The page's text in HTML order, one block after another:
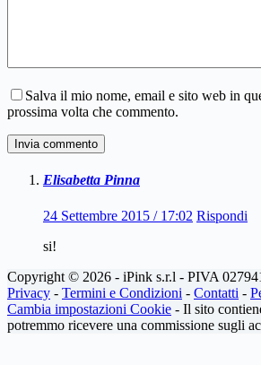
Salva il mio nome, email e sito web in
prossima volta che commento.
Invia commento
Elisabetta Pinna
24 Settembre 2015 / 17:02 Rispondi
si!
Copyright © 2026 - iPink s.r.l - PIVA
Privacy - Termini e Condizioni - Contatti -
Cambia impostazioni Cookie - Il sito
potremmo ricevere una commissione sugli